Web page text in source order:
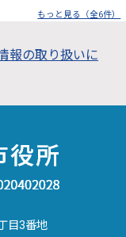
もっと見る（全6件）
報の取り扱いに
目3番地